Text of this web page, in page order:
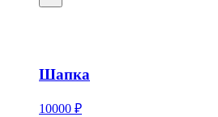
Шапка
10000 ₽